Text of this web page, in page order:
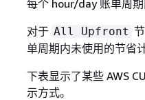
每个 hour/day 账单周期
对于 All Upfront
单周期内未使用的节省
下表显示了某些 AWS
示方式。